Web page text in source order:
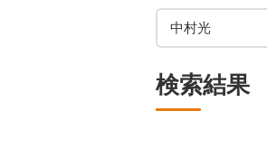
検索結果